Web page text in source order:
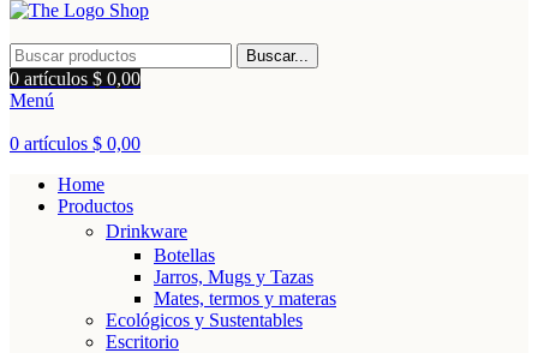
Buscar...
0 artículos $ 0,00
Menú
0 artículos $ 0,00
Home
Productos
Drinkware
Botellas
Jarros, Mugs y Tazas
Mates, termos y materas
Ecológicos y Sustentables
Escritorio